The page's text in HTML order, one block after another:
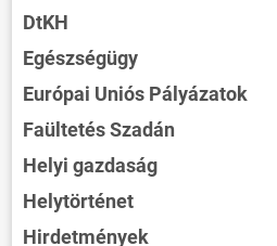
DtKH
Egészségügy
Európai Uniós Pályázatok
Faültetés Szadán
Helyi gazdaság
Helytörténet
Hirdetmények